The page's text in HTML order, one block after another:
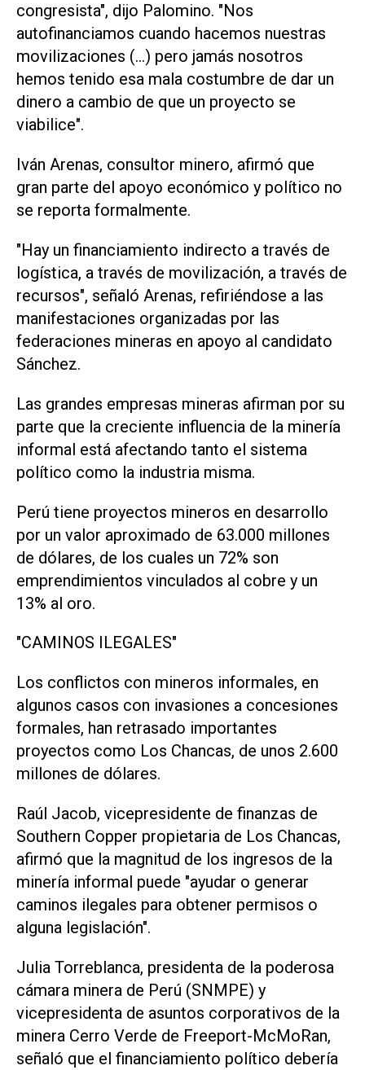
congresista", dijo Palomino. "Nos
autofinanciamos cuando hacemos nuestras
movilizaciones (...) pero jamás nosotros
hemos tenido esa mala costumbre de dar un
dinero a cambio de que un proyecto se
viabilice".
Iván Arenas, consultor minero, afirmó que
gran parte del apoyo económico y político no
se reporta formalmente.
"Hay un financiamiento indirecto a través de
logística, a través de movilización, a través de
recursos", señaló Arenas, refiriéndose a las
manifestaciones organizadas por las
federaciones mineras en apoyo al candidato
Sánchez.
Las grandes empresas mineras afirman por su
parte que la creciente influencia de la minería
informal está afectando tanto el sistema
‌político como la industria misma.
Perú tiene proyectos mineros en desarrollo
por un valor aproximado de 63.000 millones
de dólares, de los cuales un 72% son
emprendimientos vinculados al cobre y un
13% al oro.
"CAMINOS ILEGALES"
Los conflictos con mineros informales, en
algunos casos con invasiones a concesiones
formales, han retrasado importantes
proyectos como Los Chancas, de unos 2.600
millones de dólares.
Raúl Jacob, vicepresidente de finanzas de
Southern Copper propietaria de Los Chancas,
afirmó que la magnitud de los ingresos de la
minería informal puede "ayudar o generar
caminos ilegales para obtener permisos o
alguna legislación".
Julia Torreblanca, presidenta de la poderosa
cámara minera de Perú (SNMPE) y
vicepresidenta de asuntos corporativos de la
minera Cerro Verde de Freeport-McMoRan,
señaló que el financiamiento político debería